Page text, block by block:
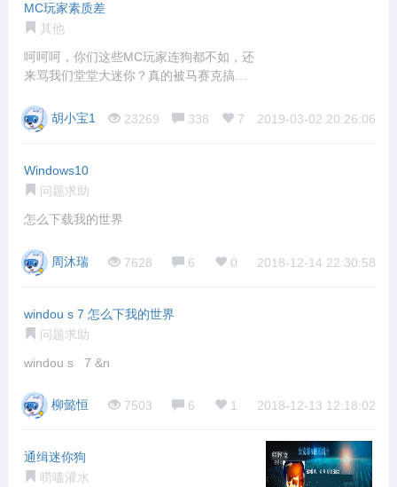
MC玩家素质差
其他
呵呵呵，你们这些MC玩家连狗都不如，还
来骂我们堂堂大迷你？真的被马赛克搞傻
胡小宝1
23269 338 7 2019-03-02 20:26:06
Windows10
问题求助
怎么下载我的世界
周沐瑞 7628 6 0 2018-12-14 22:30:58
windou s 7 怎么下我的世界
问题求助
windou s 7 &n
柳懿恒 7503 6 1 2018-12-13 12:18:02
通缉迷你狗
唠嗑灌水